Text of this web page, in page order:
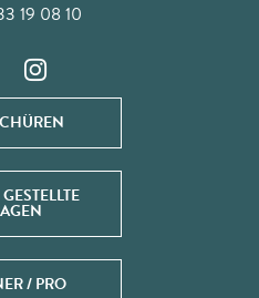
19 08 10
/ PRO